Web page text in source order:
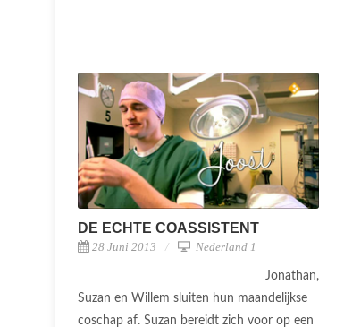
DE ECHTE COASSISTENT
28 Juni 2013 Nederland 1
Jonathan,
Suzan en Willem sluiten hun maandelijkse
coschap af. Suzan bereidt zich voor op een